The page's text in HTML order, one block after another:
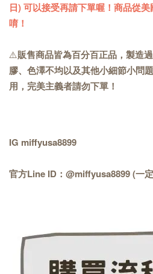
日) 可以接受再請下單喔！商品從
唷！
⚠️販售商品皆為百分百正品，製造
膠、色澤不均以及其他小細節小問
用，完美主義者請勿下單！
IG miffyusa8899
官方Line ID：@miffyusa8899 (一